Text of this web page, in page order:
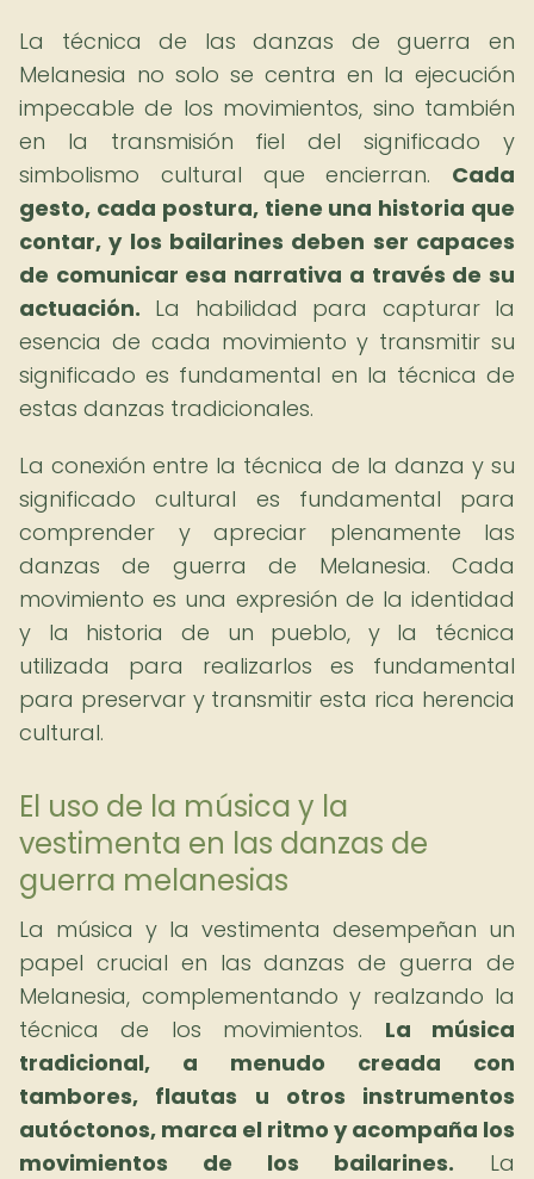
La técnica de las danzas de guerra en
Melanesia no solo se centra en la ejecución
impecable de los movimientos, sino también
en la transmisión fiel del significado y
simbolismo cultural que encierran. Cada
gesto, cada postura, tiene una historia que
contar, y los bailarines deben ser capaces
de comunicar esa narrativa a través de su
actuación. La habilidad para capturar la
esencia de cada movimiento y transmitir su
significado es fundamental en la técnica de
estas danzas tradicionales.
La conexión entre la técnica de la danza y su
significado cultural es fundamental para
comprender y apreciar plenamente las
danzas de guerra de Melanesia. Cada
movimiento es una expresión de la identidad
y la historia de un pueblo, y la técnica
utilizada para realizarlos es fundamental
para preservar y transmitir esta rica herencia
cultural.
El uso de la música y la
vestimenta en las danzas de
guerra melanesias
La música y la vestimenta desempeñan un
papel crucial en las danzas de guerra de
Melanesia, complementando y realzando la
técnica de los movimientos. La música
tradicional, a menudo creada con
tambores, flautas u otros instrumentos
autóctonos, marca el ritmo y acompaña los
movimientos de los bailarines. La